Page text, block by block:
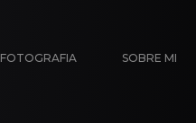
FOTOGRAFIA SOBRE MI